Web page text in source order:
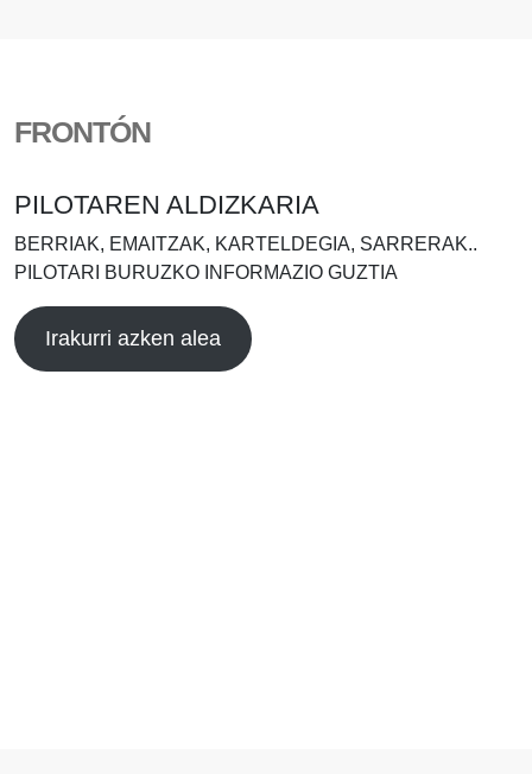
FRONTÓN
PILOTAREN ALDIZKARIA
BERRIAK, EMAITZAK, KARTELDEGIA, SARRERAK..
PILOTARI BURUZKO INFORMAZIO GUZTIA
Irakurri azken alea